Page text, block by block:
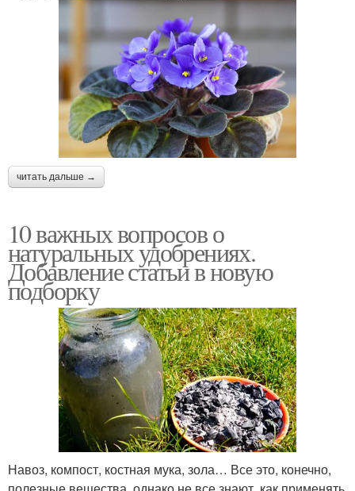
читать дальше →
10 важных вопросов о
натуральных удобрениях.
Добавление статьи в новую
подборку
Навоз, компост, костная мука, зола… Все это, конечно,